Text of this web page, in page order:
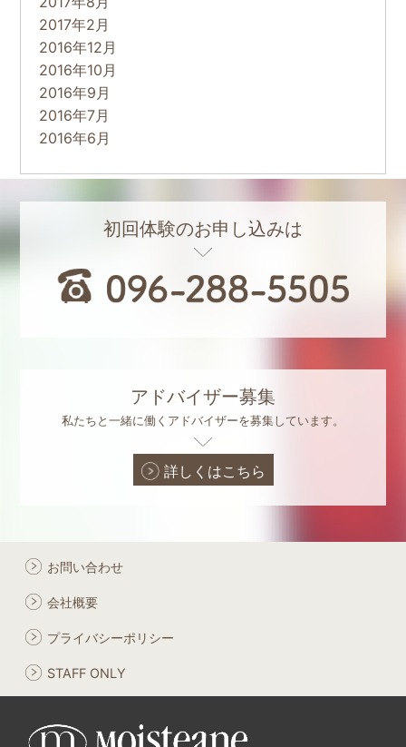
2017年2月
2016年12月
2016年10月
2016年9月
2016年7月
2016年6月
初回体験のお申し込みは
アドバイザー募集
私たちと一緒に働くアドバイザーを募集しています。
詳しくはこちら
お問い合わせ
会社概要
プライバシーポリシー
STAFF ONLY